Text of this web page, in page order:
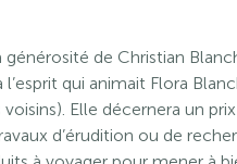
générosité de Christian
qui animait Flora
Elle décernera un
d’érudition ou de